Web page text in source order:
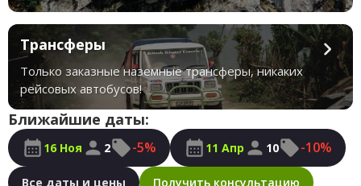
Трансферы
Только заказные наземные трансферы, никаких
рейсовых автобусов!
Ближайшие даты:
16 Ноя 2 -5% 11 Апр 10 -10%
Все даты и цены Получить консультацию